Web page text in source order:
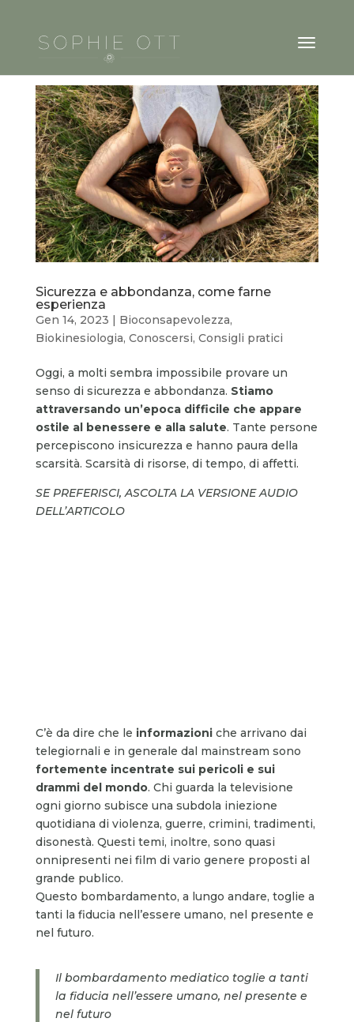
Sicurezza e abbondanza, come farne
esperienza
Gen 14, 2023 | Bioconsapevolezza,
Biokinesiologia, Conoscersi, Consigli pratici
Oggi, a molti sembra impossibile provare un
senso di sicurezza e abbondanza. Stiamo
attraversando un’epoca difficile che appare
ostile al benessere e alla salute. Tante persone
percepiscono insicurezza e hanno paura della
scarsità. Scarsità di risorse, di tempo, di affetti.
SE PREFERISCI, ASCOLTA LA VERSIONE AUDIO
DELL’ARTICOLO
C’è da dire che le informazioniche arrivano dai
telegiornali e in generale dal mainstream sono
fortemente incentrate sui pericoli e sui
drammi del mondo. Chi guarda la televisione
ogni giorno subisce una subdola iniezione
quotidiana di violenza, guerre, crimini, tradimenti,
disonestà. Questi temi, inoltre, sono quasi
onnipresenti nei film di vario genere proposti al
grande publico.
Questo bombardamento, a lungo andare, toglie a
tanti la fiducia nell’essere umano, nel presente e
nel futuro.
Il bombardamento mediatico toglie a tanti
la fiducia nell’essere umano, nel presente e
nel futuro